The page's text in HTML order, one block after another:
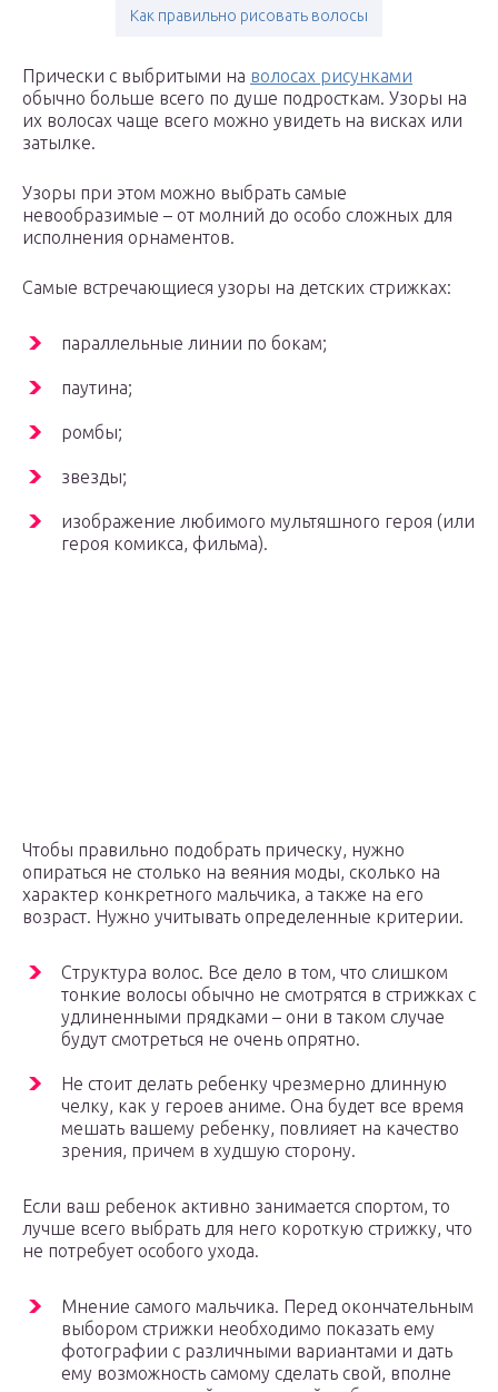
Как правильно рисовать волосы
Прически с выбритыми на волосах рисунками
обычно больше всего по душе подросткам. Узоры на
их волосах чаще всего можно увидеть на висках или
затылке.
Узоры при этом можно выбрать самые
невообразимые – от молний до особо сложных для
исполнения орнаментов.
Самые встречающиеся узоры на детских стрижках:
параллельные линии по бокам;
паутина;
ромбы;
звезды;
изображение любимого мультяшного героя (или
героя комикса, фильма).
Чтобы правильно подобрать прическу, нужно
опираться не столько на веяния моды, сколько на
характер конкретного мальчика, а также на его
возраст. Нужно учитывать определенные критерии.
Структура волос. Все дело в том, что слишком
тонкие волосы обычно не смотрятся в стрижках с
удлиненными прядками – они в таком случае
будут смотреться не очень опрятно.
Не стоит делать ребенку чрезмерно длинную
челку, как у героев аниме. Она будет все время
мешать вашему ребенку, повлияет на качество
зрения, причем в худшую сторону.
Если ваш ребенок активно занимается спортом, то
лучше всего выбрать для него короткую стрижку, что
не потребует особого ухода.
Мнение самого мальчика. Перед окончательным
выбором стрижки необходимо показать ему
фотографии с различными вариантами и дать
ему возможность самому сделать свой, вполне